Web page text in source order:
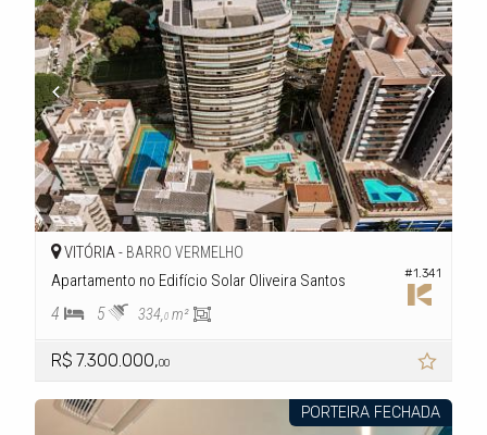
#1.341
VITÓRIA - BARRO VERMELHO
Apartamento no Edifício Solar Oliveira Santos
4 5 334,0m²
R$ 7.300.000,00
PORTEIRA FECHADA